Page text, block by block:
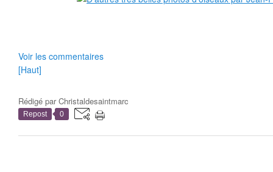
Voir les commentaires
[Haut]
Rédigé parChristaldesaintmarc
Repost 0